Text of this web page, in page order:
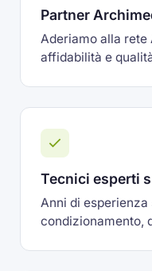
Partner
Aderiamo alla rete
affidabilità e
Tecnici esperti
Anni di
condizionamento,